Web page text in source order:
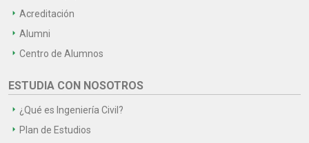
Acreditación
Alumni
Centro de Alumnos
ESTUDIA CON NOSOTROS
¿Qué es Ingeniería Civil?
Plan de Estudios